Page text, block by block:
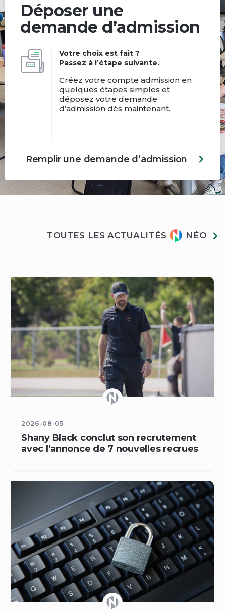
Déposer une
demande d’admission
Votre choix est fait ?
Passez à l’étape suivante.
Créez votre compte admission en
quelques étapes simples et
déposez votre demande
d’admission dès maintenant.
Remplir une demande d’admission
Actualités
TOUTES LES ACTUALITÉS NÉO
2026-08-05
Shany Black conclut son recrutement
avec l’annonce de 7 nouvelles recrues